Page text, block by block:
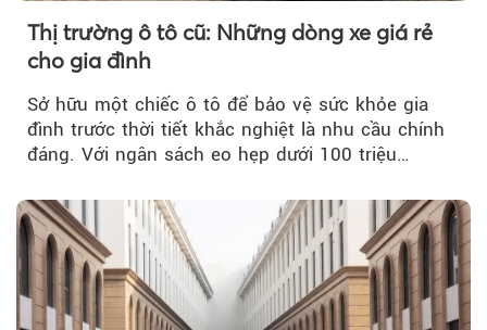
Thị trường ô tô cũ: Những dòng xe giá rẻ
cho gia đình
Sở hữu một chiếc ô tô để bảo vệ sức khỏe gia
đình trước thời tiết khắc nghiệt là nhu cầu chính
đáng. Với ngân sách eo hẹp dưới 100 triệu